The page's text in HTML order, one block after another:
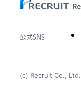
(c) Recruit Co., Ltd.
公式SNS